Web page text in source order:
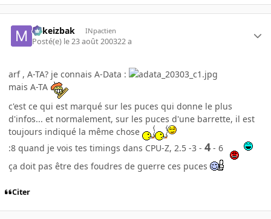
Mikeizbak INpactien
Posté(e) le 23 août 200322 a
arf , A-TA? je connais A-Data :
mais A-TA
c'est ce qui est marqué sur les puces qui donne le plus
d'infos... et normalement, sur les puces d'une barrette, il est
toujours indiqué la même chose
:8 quand je vois tes timings dans CPU-Z, 2.5 -3 - 4 - 6
ça doit pas être des foudres de guerre ces puces
Citer